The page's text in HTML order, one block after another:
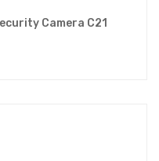
Camera C21